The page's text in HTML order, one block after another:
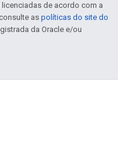
de acordo com a
aspolíticas do site do
da Oracle e/ou